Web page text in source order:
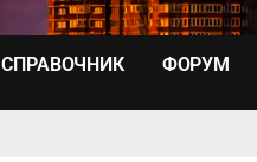
СПРАВОЧНИК ФОРУМ